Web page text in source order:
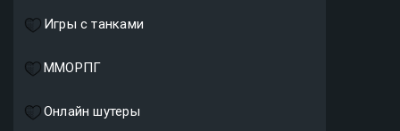
Игры с танками
ММОРПГ
Онлайн шутеры